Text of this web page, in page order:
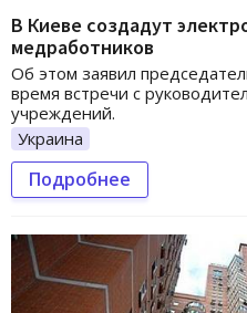
В Киеве создадут
медработников
Об этом заявил
время встречи с
учреждений.
Украина
Подробнее